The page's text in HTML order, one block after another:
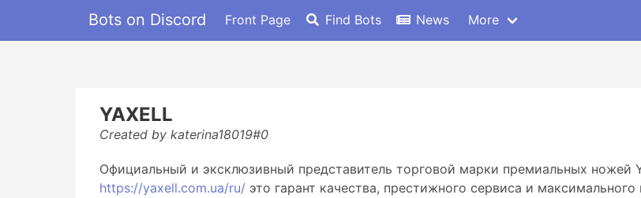
Bots on Discord Front Page Find Bots News More
YAXELL
Created by katerina18019#0
Официальный и эксклюзивный представитель торговой марки премиальных ножей
https://yaxell.com.ua/ru/ это гарант качества, престижного сервиса и